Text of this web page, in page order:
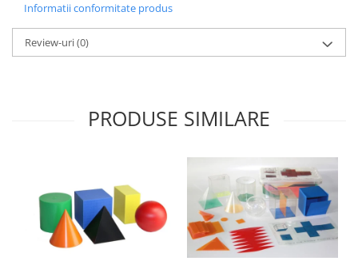
All in One/PC
All in One
Periferice PC
Tablete si Accesorii
Multifunctionale
Imprimante si Scanere 3D
Imprimante 3D
Informatii conformitate produs
Review-uri(0)
PRODUSE SIMILARE